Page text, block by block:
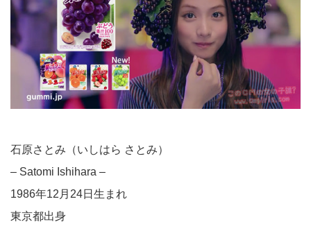
石原さとみ（いしはら さとみ）
– Satomi Ishihara –
1986年12月24日生まれ
東京都出身